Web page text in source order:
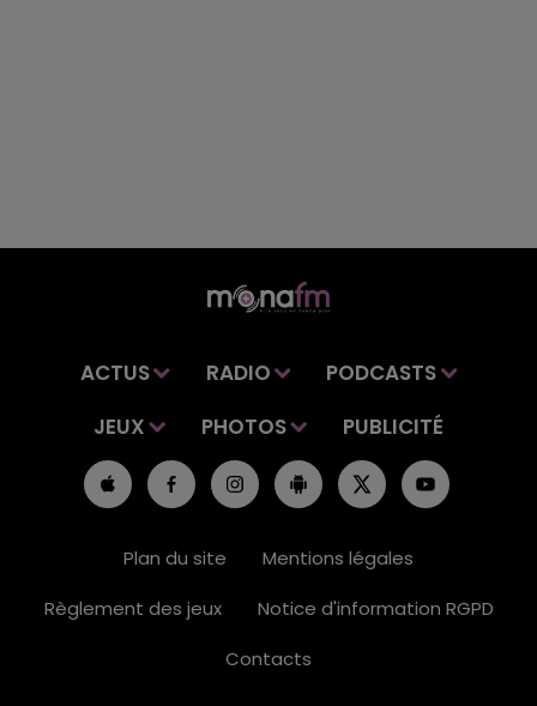
ACTUS RADIO
PODCASTS
JEUX
PHOTOS PUBLICITÉ
Plan du site
Mentions légales
Règlement des jeux
Notice d'information RGPD
Contacts